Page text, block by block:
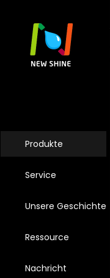
Produkte
Service
Unsere Geschichte
Ressource
Nachricht